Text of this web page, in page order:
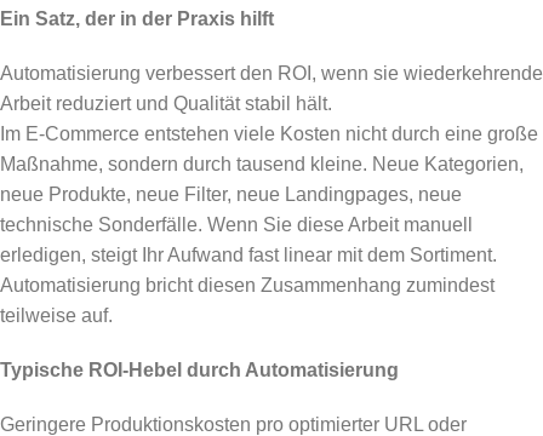
Ein Satz, der in der Praxis hilft
Automatisierung verbessert den ROI, wenn sie wiederkehrende
Arbeit reduziert und Qualität stabil hält.
Im E-Commerce entstehen viele Kosten nicht durch eine große
Maßnahme, sondern durch tausend kleine. Neue Kategorien,
neue Produkte, neue Filter, neue Landingpages, neue
technische Sonderfälle. Wenn Sie diese Arbeit manuell
erledigen, steigt Ihr Aufwand fast linear mit dem Sortiment.
Automatisierung bricht diesen Zusammenhang zumindest
teilweise auf.
Typische ROI-Hebel durch Automatisierung
Geringere Produktionskosten pro optimierter URL oder